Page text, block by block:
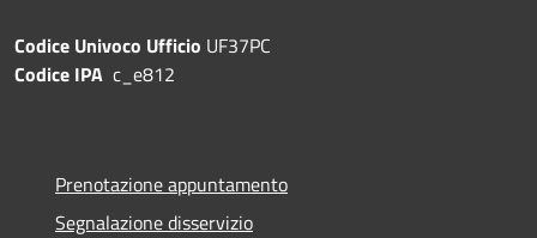
Codice Univoco Ufficio UF37PC
Codice IPA c_e812
Prenotazione appuntamento
Segnalazione disservizio